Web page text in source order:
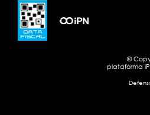
©
plataforma